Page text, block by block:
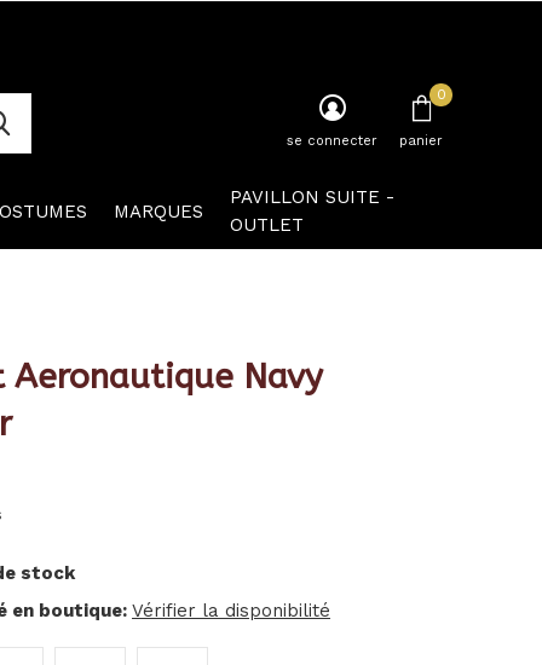
MARQUES
PAVILLON SUITE -
OUTLET
se connecter panier
0
Navy
stock
en boutique: Vérifier la disponibilité